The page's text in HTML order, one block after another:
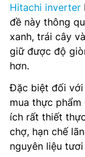
Hitachi inverter
đề này thông
xanh, trái cây
giữ được độ
hơn.
Đặc biệt đối với
mua thực
ích rất thiết
chợ, hạn chế
nguyên liệu